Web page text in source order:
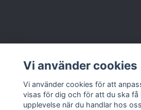
Läs mer
Vi använder cookies
Vi använder cookies för att
visas för dig och för att du ska få
upplevelse när du handlar hos